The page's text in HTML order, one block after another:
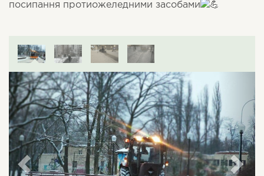
посипання протиожеледними засобами